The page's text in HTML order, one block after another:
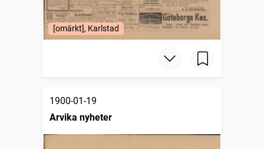
[omärkt], Karlstad
1900-01-19
Arvika nyheter